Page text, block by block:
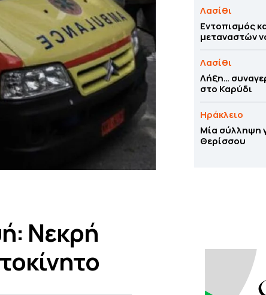
Νεκρή
Λασίθι
Εντοπισμός
μεταναστών
Λασίθι
Λήξη…
στο Καρύδι
Ηράκλειο
Μία σύλληψη
Θερίσσου